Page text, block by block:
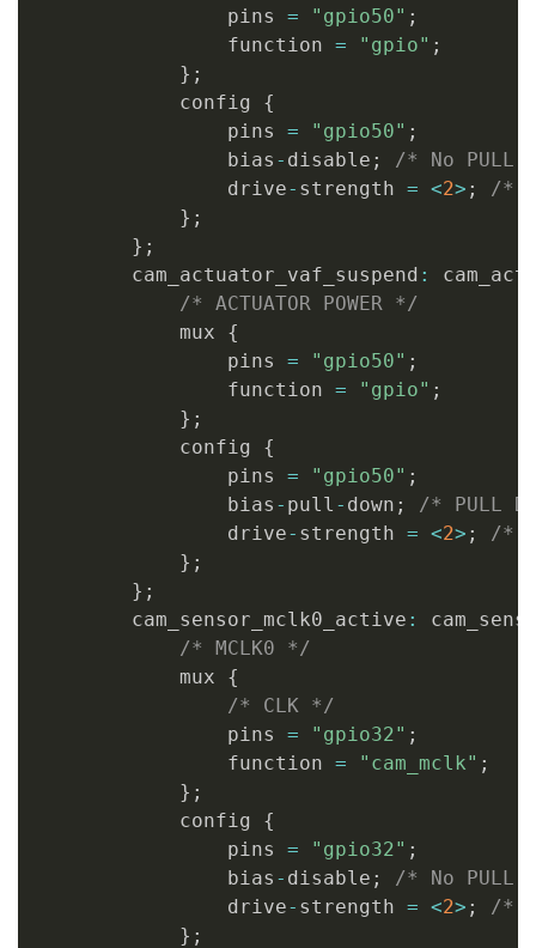
                pins
= "gpio50" ;
                function
= "gpio" ;
} ;
            config
{
                pins
= "gpio50" ;
                bias
- disable ;
/* No PULL
                drive
- strength = <2> ;
/*
} ;
} ;
        cam_actuator_vaf_suspend
:
/* ACTUATOR POWER */
            mux
{
                pins
= "gpio50" ;
                function
= "gpio" ;
} ;
            config
{
                pins
= "gpio50" ;
                bias
- pull - down ;
/* PULL
                drive
- strength = <2> ;
/*
} ;
} ;
        cam_sensor_mclk0_active
:
/* MCLK0 */
            mux
{
/* CLK */
                pins
= "gpio32" ;
                function
= "cam_mclk" ;
} ;
            config
{
                pins
= "gpio32" ;
                bias
- disable ;
/* No PULL
                drive
- strength = <2> ;
/*
} ;